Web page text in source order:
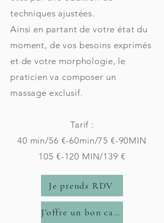
techniques ajustées.
Ainsi en partant de votre état du
moment, de vos besoins exprimés
et de votre morphologie, le
praticien va composer un
massage exclusif.
Tarif :
40 min/56 €-60min/75 €-90MIN
105 €-120 MIN/139 €
Je prends RDV
J'offre un bon cadeau